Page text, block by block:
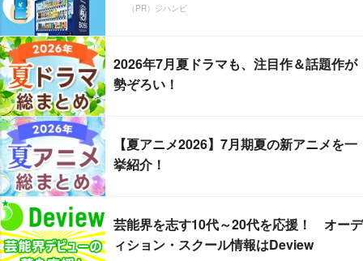
（PR）ジハンピ
2026年7月夏ドラマも、注目作＆話題作が
勢ぞろい！
【夏アニメ2026】7月期夏の新アニメを一
挙紹介！
芸能界を志す10代～20代を応援！ オーデ
ィション・スクール情報はDeview